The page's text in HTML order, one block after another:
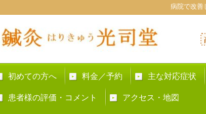
病院で改善
初めての方へ 料金／予約 主な対応症状
患者様の評価・コメント アクセス・地図